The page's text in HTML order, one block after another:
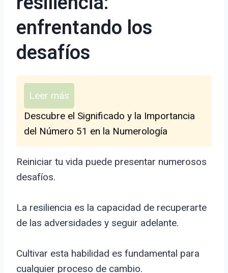
enfrentando los
desafíos
Leer más
Descubre el Significado y la Importancia
del Número 51 en la Numerología
Reiniciar tu vida puede presentar numerosos
desafíos.
La resiliencia es la capacidad de recuperarte
de las adversidades y seguir adelante.
Cultivar esta habilidad es fundamental para
cualquier proceso de cambio.